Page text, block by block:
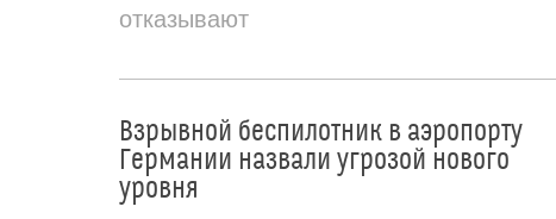
отказывают
Взрывной беспилотник в аэропорту
Германии назвали угрозой нового
уровня